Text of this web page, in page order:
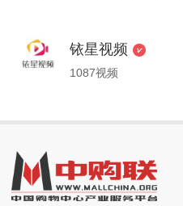
铱星视频
1087视频